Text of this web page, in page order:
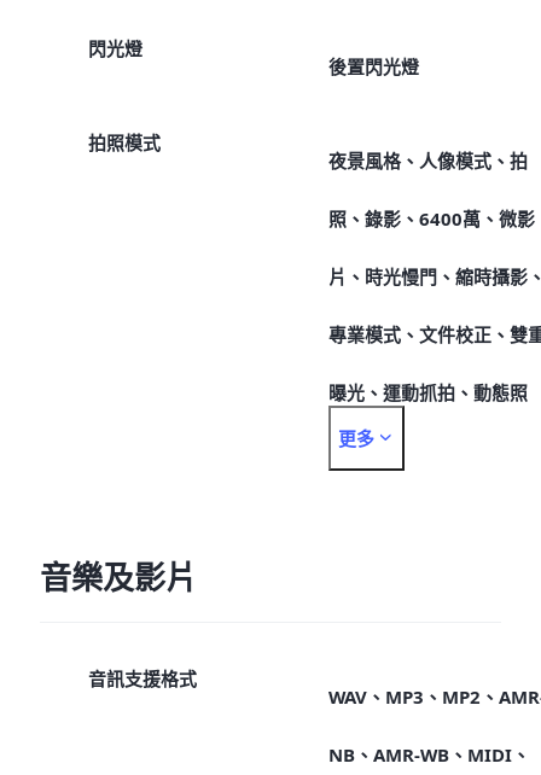
閃光燈
後置閃光燈
拍照模式
夜景風格、人像模式、拍
照、錄影、6400萬、微影
片、時光慢門、縮時攝影
專業模式、文件校正、雙
曝光、運動抓拍、動態照
片、專業模式、AR萌拍
更多
音樂及影片
音訊支援格式
WAV、MP3、MP2、
NB、AMR-WB、MIDI、